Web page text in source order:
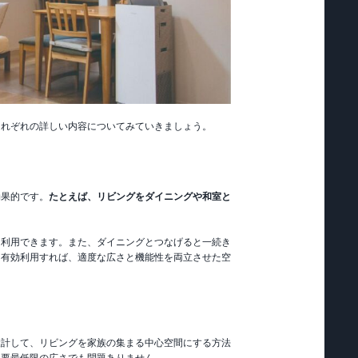
ぞれの詳しい内容についてみていきましょう。
的です。たとえば、リビングをダイニングや和室と
用できます。また、ダイニングとつなげると一続き
効利用すれば、適度な広さと機能性を両立させた空
して、リビングを家族の集まる中心空間にする方法